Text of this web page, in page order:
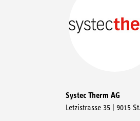
Systec Therm AG
Letzistrasse 35 | 9015